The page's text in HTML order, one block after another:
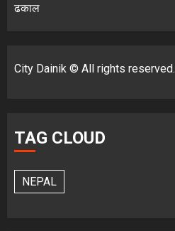
ढकाल
City Dainik © All rights reserved.
TAG CLOUD
NEPAL